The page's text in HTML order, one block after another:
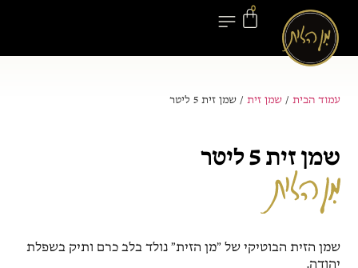
0
עמוד הבית /שמן זית / שמן זית 5 ליטר
שמן זית 5 ליטר
שמן הזית הבוטיקי של ״מן הזית” נולד בלב כרם ותיק בשפלת
יהודה.